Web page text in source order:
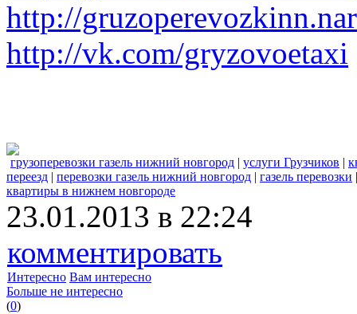
http://
http://vk.com/gryzovoetaxi
грузоперевозки газель нижний новгород | услуги Грузчиков |
переезд | перевозки газель нижний новгород | газель перевозки
квартиры в нижнем новгороде
23.01.2013 в 22:24
комментировать
Интересно Вам интересно
Больше не интересно
(0)